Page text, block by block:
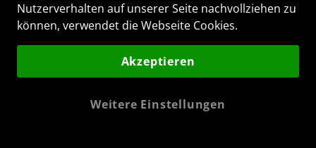
es uns zur Aufgabe gemacht, Ihnen dabei zu
Nutzerverhalten auf unserer Seite nachvollziehen zu
können, verwendet die Webseite Cookies.
Akzeptieren
Weitere Einstellungen